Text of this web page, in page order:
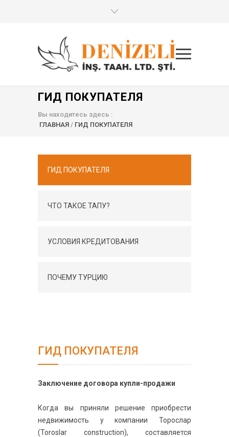
ГИД ПОКУПАТЕЛЯ
Вы находитесь здесь :
ГЛАВНАЯ / ГИД ПОКУПАТЕЛЯ
ГИД ПОКУПАТЕЛЯ
ЧТО ТАКОЕ ТАПУ?
УСЛОВИЯ КРЕДИТОВАНИЯ
ПОЧЕМУ ТУРЦИЮ
ГИД ПОКУПАТЕЛЯ
Заключение договора купли-продажи
Когда вы приняли решение приобрести
недвижимость у компании Торослар
(Toroslar construction), составляется